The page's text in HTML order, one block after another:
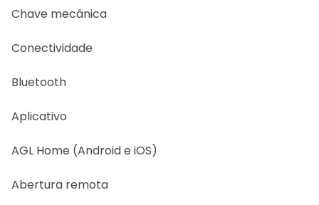
Chave mecânica
Conectividade
Bluetooth
Aplicativo
AGL Home (Android e iOS)
Abertura remota